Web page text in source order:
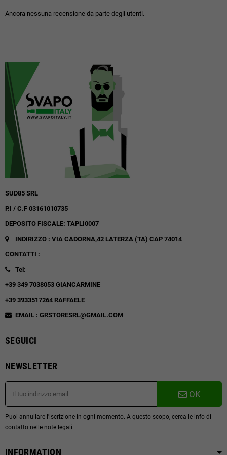
Ancora nessuna recensione da parte degli utenti.
SUD85 SRL
P.I / C.F 03161010735
DEPOSITO FISCALE: TAPLI0007
INDIRIZZO : VIA CADORNA,42 LATERZA (TA) CAP 74014
CONTATTI :
Tel:
+39 349 7038053 GIANCARMINE
+39 3933517264 RAFFAELE
EMAIL : GRSTORESRL@GMAIL.COM
SEGUICI
NEWSLETTER
OK
Puoi annullare l'iscrizione in ogni momento. A questo scopo, cerca le info di
contatto nelle note legali.
INFORMATION